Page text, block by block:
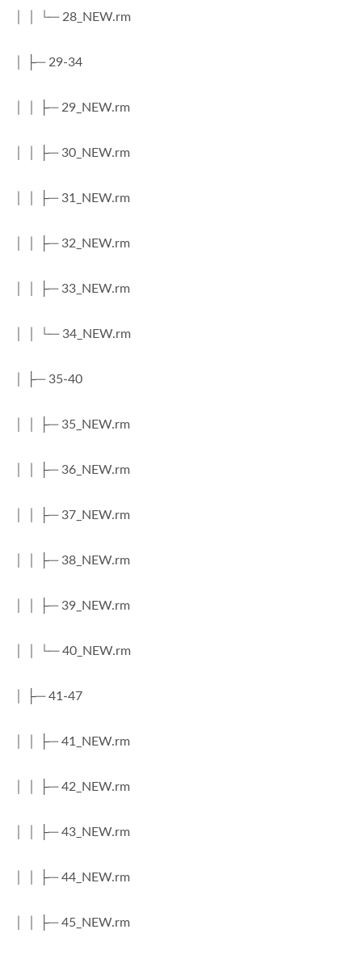
│ │ └─ 28_NEW.rm
│ ├─ 29-34
│ │ ├─ 29_NEW.rm
│ │ ├─ 30_NEW.rm
│ │ ├─ 31_NEW.rm
│ │ ├─ 32_NEW.rm
│ │ ├─ 33_NEW.rm
│ │ └─ 34_NEW.rm
│ ├─ 35-40
│ │ ├─ 35_NEW.rm
│ │ ├─ 36_NEW.rm
│ │ ├─ 37_NEW.rm
│ │ ├─ 38_NEW.rm
│ │ ├─ 39_NEW.rm
│ │ └─ 40_NEW.rm
│ ├─ 41-47
│ │ ├─ 41_NEW.rm
│ │ ├─ 42_NEW.rm
│ │ ├─ 43_NEW.rm
│ │ ├─ 44_NEW.rm
│ │ ├─ 45_NEW.rm